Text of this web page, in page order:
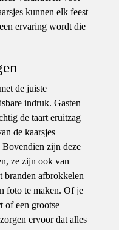
kunnen elk feest
ervaring wordt die
de juiste
indruk. Gasten
de taart eruitzag
de kaarsjes
Bovendien zijn deze
ze zijn ook van
branden afbrokkelen
foto te maken. Of je
of een grootse
zorgen ervoor dat alles